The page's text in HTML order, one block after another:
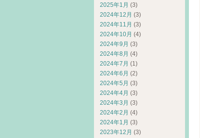
2025年1月 (3)
2024年12月 (3)
2024年11月 (3)
2024年10月 (4)
2024年9月 (3)
2024年8月 (4)
2024年7月 (1)
2024年6月 (2)
2024年5月 (3)
2024年4月 (3)
2024年3月 (3)
2024年2月 (4)
2024年1月 (3)
2023年12月 (3)